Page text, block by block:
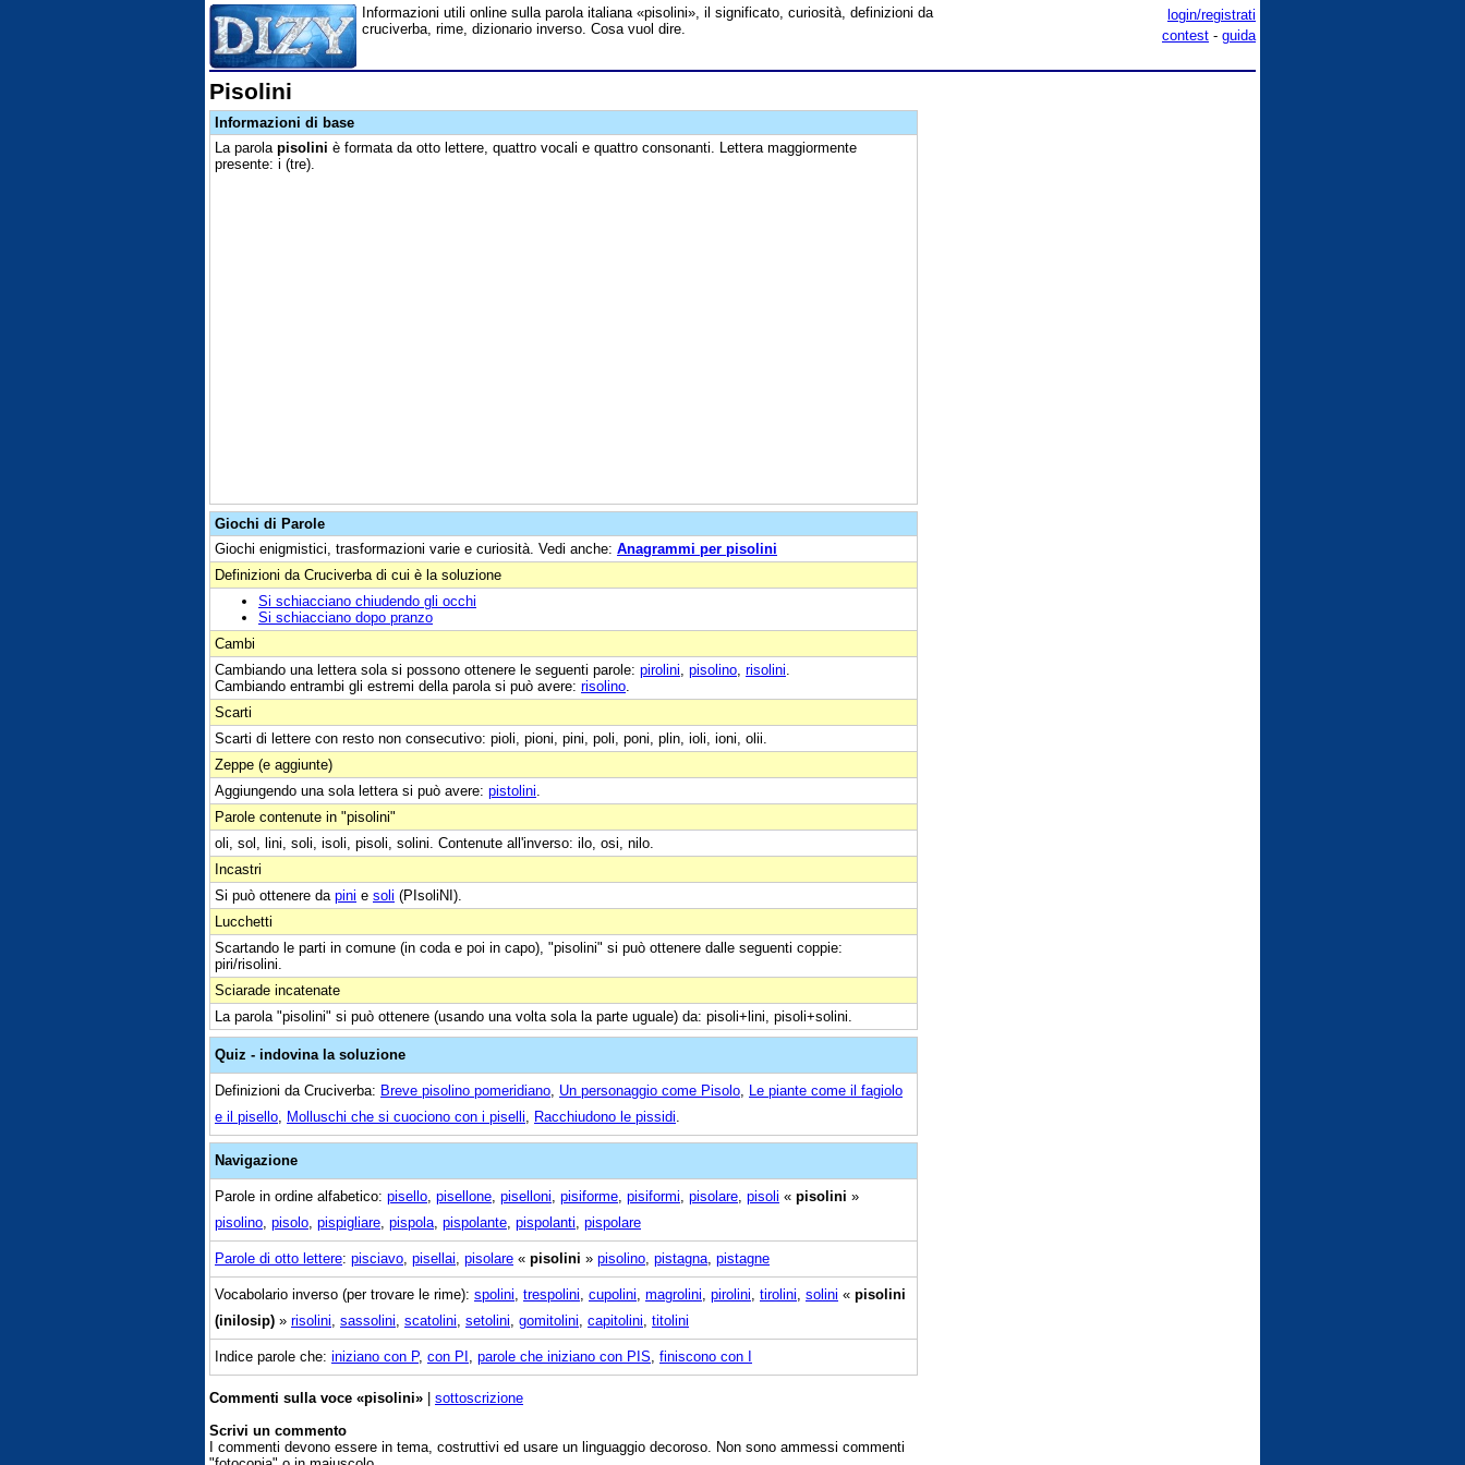
login/registrati
contest - guida
Informazioni utili online sulla parola italiana «pisolini», il significato, curiosità, definizioni da
cruciverba, rime, dizionario inverso. Cosa vuol dire.
Pisolini
Informazioni di base
La parola pisolini è formata da otto lettere, quattro vocali e quattro consonanti. Lettera maggiormente
presente: i (tre).
Giochi di Parole
Giochi enigmistici, trasformazioni varie e curiosità. Vedi anche: Anagrammi per pisolini
Definizioni da Cruciverba di cui è la soluzione
Si schiacciano chiudendo gli occhi
Si schiacciano dopo pranzo
Cambi
Cambiando una lettera sola si possono ottenere le seguenti parole: pirolini pisolino risolini
Cambiando entrambi gli estremi della parola si può avere: risolino
Scarti
Scarti di lettere con resto non consecutivo: pioli, pioni, pini, poli, poni, plin, ioli, ioni, olii.
Zeppe (e aggiunte)
Aggiungendo una sola lettera si può avere: pistolini
Parole contenute in "pisolini"
oli, sol, lini, soli, isoli, pisoli, solini. Contenute all'inverso: ilo, osi, nilo.
Incastri
Si può ottenere da pini e soli (PIsoliNI).
Lucchetti
Scartando le parti in comune (in coda e poi in capo), "pisolini" si può ottenere dalle seguenti coppie:
piri/risolini.
Sciarade incatenate
La parola "pisolini" si può ottenere (usando una volta sola la parte uguale) da: pisoli+lini, pisoli+solini.
Quiz - indovina la soluzione
Definizioni da Cruciverba: Breve pisolino pomeridiano Un personaggio come Pisolo Le piante come il fagiolo
e il pisello Molluschi che si cuociono con i piselli Racchiudono le pissidi
Navigazione
Parole in ordine alfabetico: pisello pisellone piselloni pisiforme pisiformi pisolare pisoli « pisolini »
pisolino pisolo pispigliare pispola pispolante pispolanti pispolare
Parole di otto lettere: pisciavo pisellai pisolare « pisolini » pisolino pistagna pistagne
Vocabolario inverso (per trovare le rime): spolini trespolini cupolini magrolini pirolini tirolini solini « pisolini
(inilosip) » risolini sassolini scatolini setolini gomitolini capitolini titolini
Indice parole che: iniziano con P, con PI parole che iniziano con PIS finiscono con I
Commenti sulla voce «pisolini» | sottoscrizione
Scrivi un commento
I commenti devono essere in tema, costruttivi ed usare un linguaggio decoroso. Non sono ammessi commenti